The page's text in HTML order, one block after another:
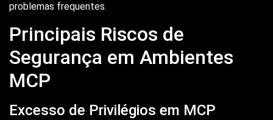
problemas frequentes.
Principais Riscos de
Segurança em Ambientes
MCP
Excesso de Privilégios em MCP